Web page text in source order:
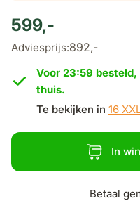
599,-
Adviesprijs:892,-
Voor 23:59
thuis.
Te bekijken in 16
In
Betaal